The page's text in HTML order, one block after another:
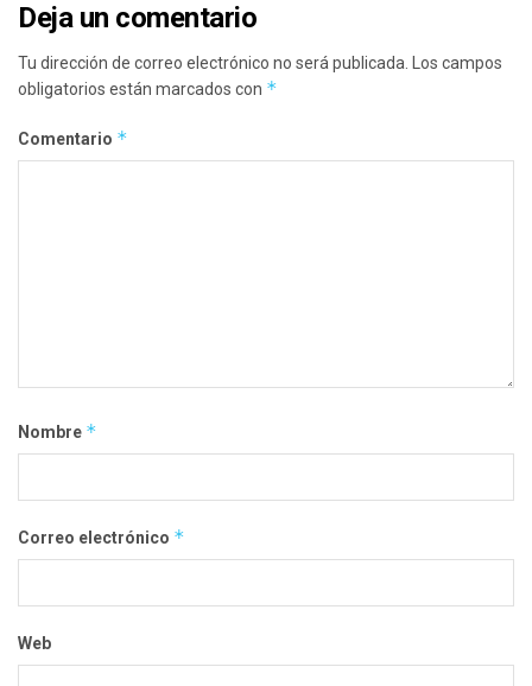
Deja un comentario
Tu dirección de correo electrónico no será publicada. Los campos
obligatorios están marcados con *
Comentario *
Nombre *
Correo electrónico *
Web